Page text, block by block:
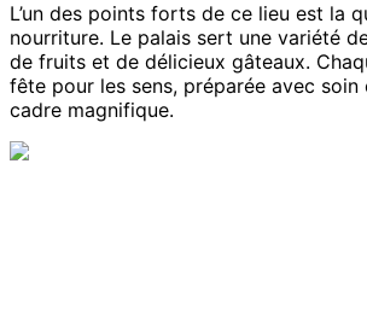
L’un des points forts de ce lieu est la
nourriture. Le palais sert une variété
de fruits et de délicieux gâteaux.
fête pour les sens, préparée avec soin
cadre magnifique.